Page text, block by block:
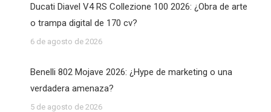
Ducati Diavel V4 RS Collezione 100 2026: ¿Obra de arte
o trampa digital de 170 cv?
6 de agosto de 2026
Benelli 802 Mojave 2026: ¿Hype de marketing o una
verdadera amenaza?
5 de agosto de 2026